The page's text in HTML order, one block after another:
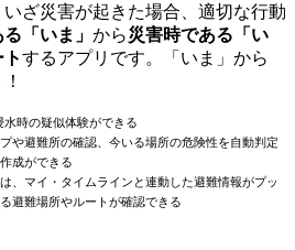
いざ災害が起きた場合、適切な行動
「いま」 から災害時である「い
するアプリです。「いま」から
水時の疑似体験ができる
プや避難所の確認、今いる場所の危険性を自動判定
成ができる
、マイ・タイムラインと連動した避難情報がプッ
避難場所やルートが確認できる